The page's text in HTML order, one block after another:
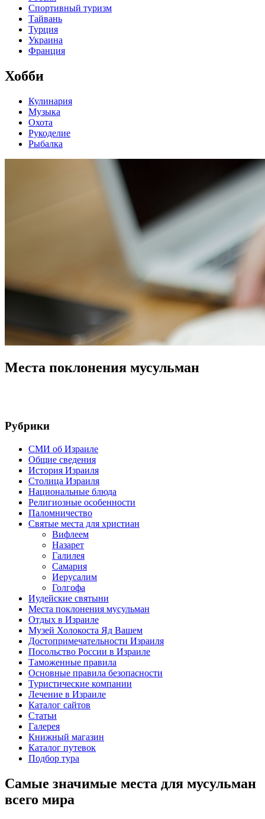
Спортивный туризм
Тайвань
Турция
Украина
Франция
Хобби
Кулинария
Музыка
Охота
Рукоделие
Рыбалка
Места поклонения мусульман
Рубрики
СМИ об Израиле
Общие сведения
История Израиля
Столица Израиля
Национальные блюда
Религиозные особенности
Паломничество
Святые места для христиан
Вифлеем
Назарет
Галилея
Самария
Иерусалим
Голгофа
Иудейские святыни
Места поклонения мусульман
Отдых в Израиле
Музей Холокоста Яд Вашем
Достопримечательности Израиля
Посольство России в Израиле
Таможенные правила
Основные правила безопасности
Туристические компании
Лечение в Израиле
Каталог сайтов
Статьи
Галерея
Книжный магазин
Каталог путевок
Подбор тура
Самые значимые места для мусульман
всего мира